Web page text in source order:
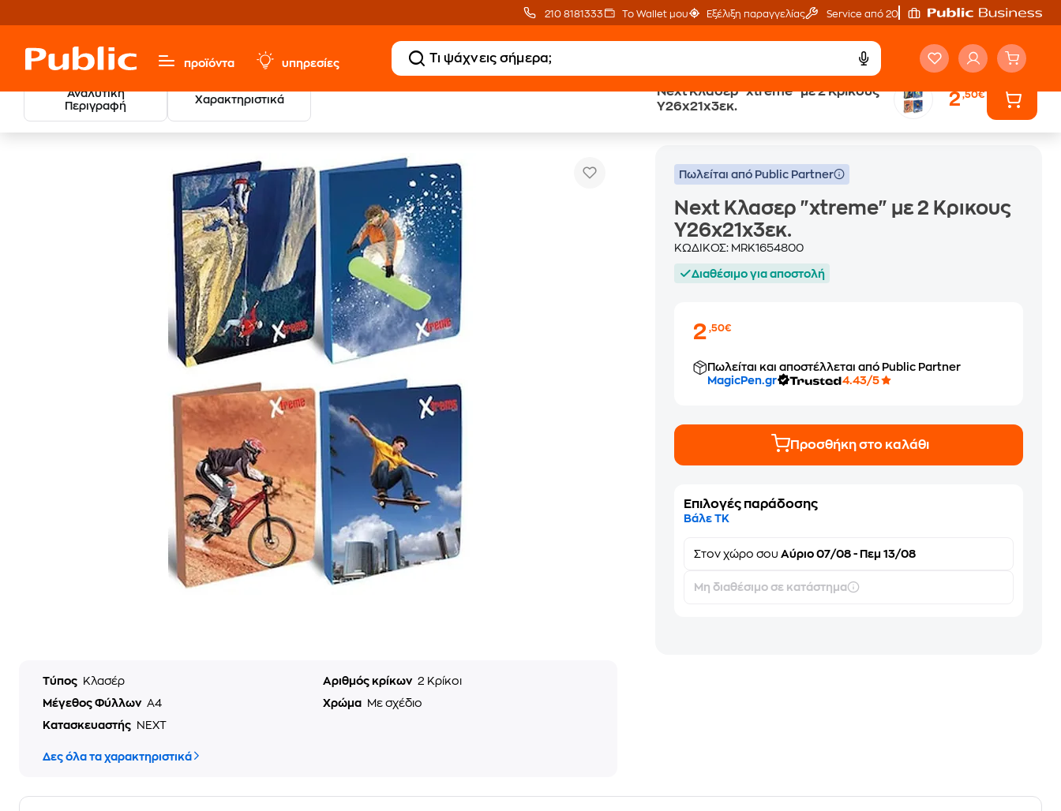
210 8181333 Το Wallet μου Εξέλιξη παραγγελίας Service από 20'
προϊόντα υπηρεσίες
Αναλυτική
Περιγραφή
Χαρακτηριστικά
Next Κλασερ "xtreme" με 2 Κρικους
Υ26x21x3εκ.
2,50€
Χαρτικά & Γραφική Ύλη
Τύπος Κλασέρ Αριθμός κρίκων 2 Κρίκοι
Μέγεθος Φύλλων A4 Χρώμα
Με σχέδιο
Κατασκευαστής
NEXT
Δες όλα τα χαρακτηριστικά
Πωλείται από Public Partner
Next Κλασερ "xtreme" με 2 Κρικους
Υ26x21x3εκ.
ΚΩΔΙΚΟΣ: MRK1654800
Διαθέσιμο για αποστολή
2,50€
Πωλείται και αποστέλλεται από Public Partner
MagicPen.gr
4.43/5
Προσθήκη στο καλάθι
Επιλογές παράδοσης
Βάλε ΤΚ
Στονχώρο σου Αύριο 07/08 - Πεμ 13/08
Μη διαθέσιμο σε κατάστημα